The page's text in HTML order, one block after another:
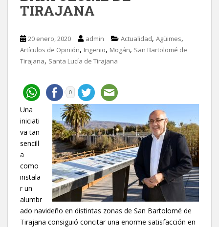
TIRAJANA
20 enero, 2020 admin Actualidad, Agüimes,
Artículos de Opinión, Ingenio, Mogán, San Bartolomé de
Tirajana, Santa Lucía de Tirajana
0
Una
iniciati
va tan
sencill
a
como
instala
r un
alumbr
ado navideño en distintas zonas de San Bartolomé de
Tirajana consiguió concitar una enorme satisfacción en